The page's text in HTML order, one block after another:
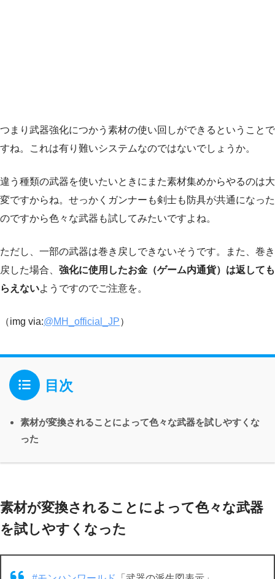
つまり武器強化につかう素材の使い回しができるということで
すね。これは有り難いシステムなのではないでしょうか。
違う種類の武器を使いたいときにまた素材集めからやるのは大
変ですからね。せっかくガンナーも剣士も防具が共通になった
のですから色々な武器も試してみたいですよね。
ただし、一部の武器は巻き戻しできないそうです。また、巻き
戻した場合、 強化に使用したお金（ゲーム内通貨）は返しても
らえないようですのでご注意を。
（img via:@MH_official_JP）
目次
素材が変換されることによって色々な武器を試しやすくな
った
素材が変換されることによって色々な武器
を試しやすくなった